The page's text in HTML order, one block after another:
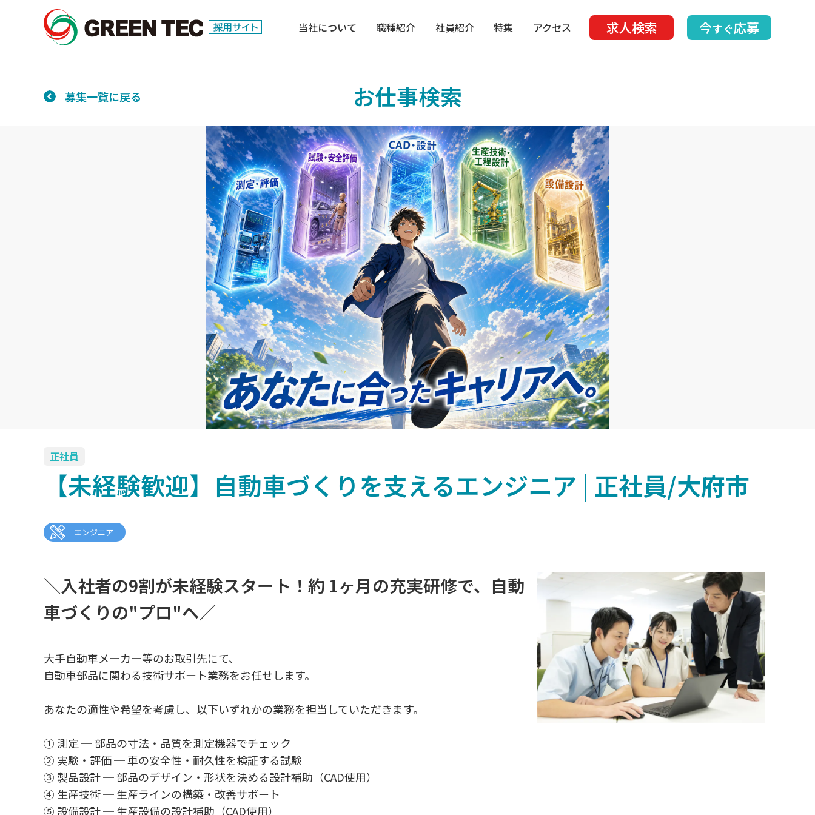
当社について 職種紹介 社員紹介 特集 アクセス 求人検索 今すぐ応募
お仕事検索
募集一覧に戻る
正社員
【未経験歓迎】自動車づくりを支えるエンジニア | 正社員/大府市
エンジニア
＼入社者の9割が未経験スタート！約 1ヶ月の充実研修で、自動
車づくりの"プロ"へ／
大手自動車メーカー等のお取引先にて、
自動車部品に関わる技術サポート業務をお任せします。
あなたの適性や希望を考慮し、以下いずれかの業務を担当していただきます。
① 測定 ─ 部品の寸法・品質を測定機器でチェック
② 実験・評価 ─ 車の安全性・耐久性を検証する試験
③ 製品設計 ─ 部品のデザイン・形状を決める設計補助（CAD使用）
④ 生産技術 ─ 生産ラインの構築・改善サポート
⑤ 設備設計 ─ 生産設備の設計補助（CAD使用）